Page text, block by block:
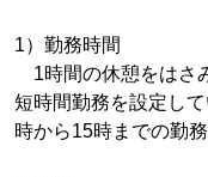
1）勤務時間
1時間の休憩をはさ
短時間勤務を設定し
時から15時までの勤務